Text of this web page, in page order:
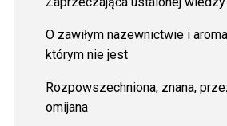
O zawiłym nazewnictwie i
którym nie jest
Rozpowszechniona, znana,
omijana